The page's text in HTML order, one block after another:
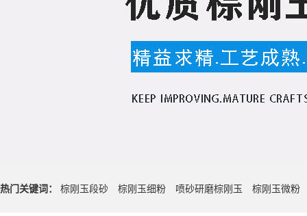
热门关键词： 棕刚玉段砂 棕刚玉细粉 喷砂研磨棕刚玉 棕刚玉微粉